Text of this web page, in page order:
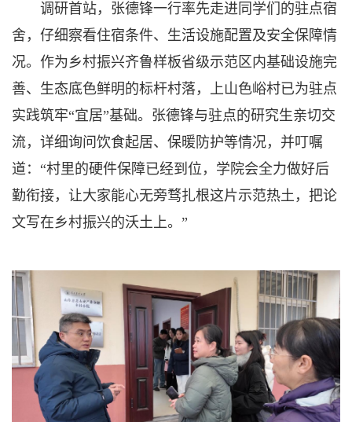
调研首站，张德锋一行率先走进同学们的驻点宿
舍，仔细察看住宿条件、生活设施配置及安全保障情
况。作为乡村振兴齐鲁样板省级示范区内基础设施完
善、生态底色鲜明的标杆村落，上山色峪村已为驻点
实践筑牢“宜居”基础。张德锋与驻点的研究生亲切交
流，详细询问饮食起居、保暖防护等情况，并叮嘱
道：“村里的硬件保障已经到位，学院会全力做好后
勤衔接，让大家能心无旁骛扎根这片示范热土，把论
文写在乡村振兴的沃土上。”